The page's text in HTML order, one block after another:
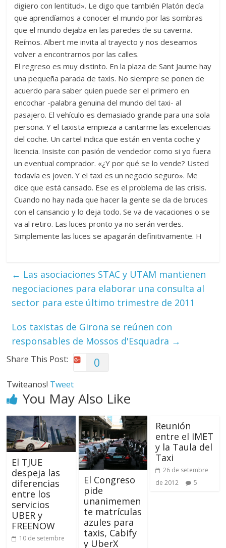
digiero con lentitud». Le digo que también Platón decía
que aprendíamos a conocer el mundo por las sombras
que el mundo dejaba en las paredes de su caverna.
Reímos. Albert me invita al trayecto y nos deseamos
volver a encontrarnos por las calles.
El regreso es muy distinto. En la plaza de Sant Jaume hay
una pequeña parada de taxis. No siempre se ponen de
acuerdo para saber quien puede ser el primero en
encochar -palabra genuina del mundo del taxi- al
pasajero. El vehículo es demasiado grande para una sola
persona. Y el taxista empieza a cantarme las excelencias
del coche. Un cartel indica que están en venta coche y
licencia. Insiste con pasión de vendedor como si yo fuera
un eventual comprador. «¿Y por qué se lo vende? Usted
todavía es joven. Y el taxi es un negocio seguro». Me
dice que está cansado. Ese es el problema de las crisis.
Cuando no hay nada que hacer la gente se da de bruces
con el cansancio y lo deja todo. Se va de vacaciones o se
va al retiro. Las luces pronto ya no serán verdes.
Simplemente las luces se apagarán definitivamente. H
← Las asociaciones STAC y UTAM mantienen
negociaciones para elaborar una consulta al
sector para este último trimestre de 2011
Los taxistas de Girona se reúnen con
responsables de Mossos d'Esquadra →
Share This Post: 0
Twiteanos! Tweet
You May Also Like
El TJUE
despeja las
diferencias
entre los
servicios
UBER y
FREENOW
10 de setembre
El Congreso
pide
unanimemen
te matrículas
azules para
taxis, Cabify
y UberX
Reunión
entre el IMET
y la Taula del
Taxi
26 de setembre
de 2012
5